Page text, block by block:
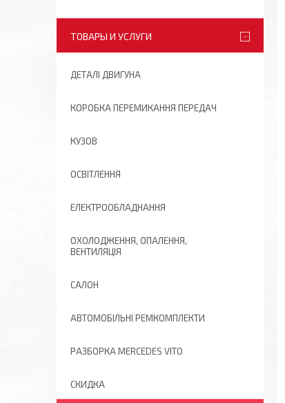
ТОВАРЫ И УСЛУГИ
ДЕТАЛІ ДВИГУНА
КОРОБКА ПЕРЕМИКАННЯ ПЕРЕДАЧ
КУЗОВ
ОСВІТЛЕННЯ
ЕЛЕКТРООБЛАДНАННЯ
ОХОЛОДЖЕННЯ, ОПАЛЕННЯ,
ВЕНТИЛЯЦІЯ
САЛОН
АВТОМОБІЛЬНІ РЕМКОМПЛЕКТИ
РАЗБОРКА MERCEDES VITO
СКИДКА